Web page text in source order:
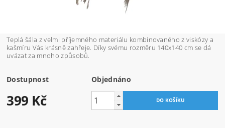
Teplá šála z velmi příjemného materiálu kombinovaného z viskózy a
kašmíru Vás krásně zahřeje. Díky svému rozměru 140x140 cm se dá
uvázat za mnoho způsobů.
Dostupnost Objednáno
399 Kč